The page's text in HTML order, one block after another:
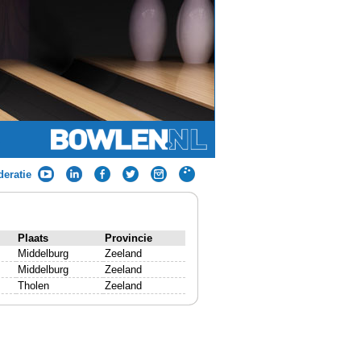
Plaats
Provincie
Middelburg
Zeeland
Middelburg
Zeeland
Tholen Zeeland